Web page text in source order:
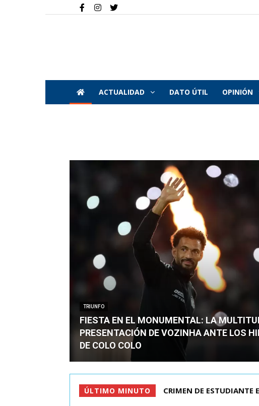
ACTUALIDAD DATO ÚTIL OPINIÓN
TRIUNFO
FIESTA EN EL MONUMENTAL: LA
PRESENTACIÓN DE VOZINHA ANTE LOS
DE COLO COLO
ÚLTIMO MINUTO CRIMEN DE ESTUDIANTE